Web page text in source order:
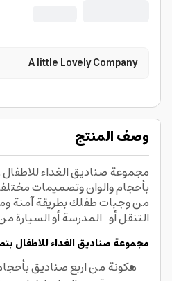
A little Lovely Company
وصف المنتج
مجموعة صناديق الغداء
بأحجام والوان وتصميمات
من وجبات طفلك بطريقة آمنة
التنقل أو المدرسة أو السيارة
مجموعة صناديق الغداء للاطفال
مكونة من اربع صناديق